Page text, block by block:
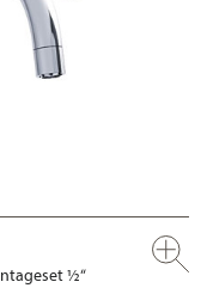
½“